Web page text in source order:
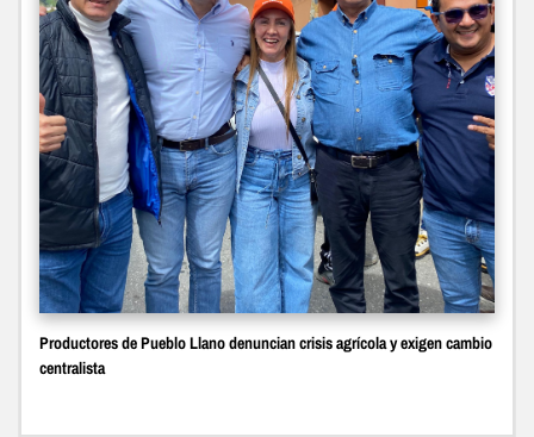
Productores de Pueblo Llano denuncian crisis agrícola y exigen cambio
centralista ‎